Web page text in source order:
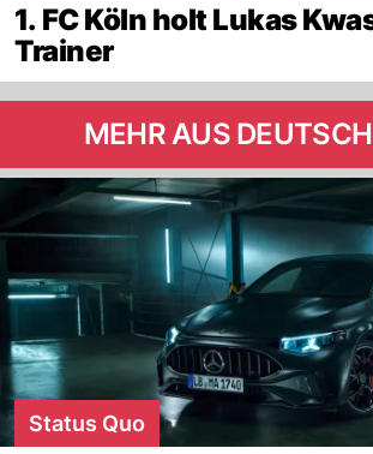
1. FC Köln holt Lukas
Trainer
MEHR AUS
Status Quo